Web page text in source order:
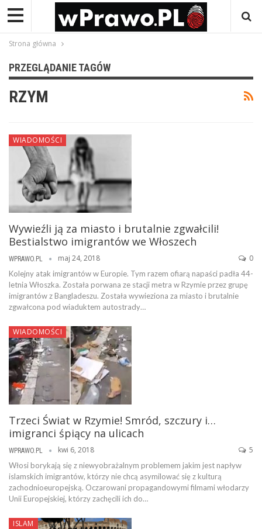
Strona główna
PRZEGLĄDANIE TAGÓW
RZYM
WIADOMOŚCI
Wywieźli ją za miasto i brutalnie zgwałcili!
Bestialstwo imigrantów we Włoszech
WPRAWO.PL maj 24, 2018 0
Kolejny atak imigrantów w Europie. Tym razem ofiarą napaści padła 44-
letnia Włoszka. Została porwana ze stacji metra w Rzymie przez grupę
imigrantów z Bangladeszu. Została wywieziona za miasto i brutalnie
zgwałcona pod wiaduktem autostrady…
WIADOMOŚCI
Trzeci Świat w Rzymie! Smród, szczury i…
imigranci śpiący na ulicach
WPRAWO.PL kwi 6, 2018 5
Włosi borykają się z niewyobrażalnym problemem jakim jest napływ
islamskich imigrantów, którzy nie chcą asymilować się z kulturą
zachodnioeuropejską. Oczarowani propagandowymi filmami włodarzy
Unii Europejskiej, którzy zachęcili ich do…
ISLAM